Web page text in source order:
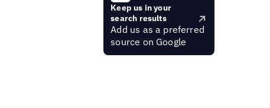
Keep us in your
search results
Add us as a preferred
source on Google